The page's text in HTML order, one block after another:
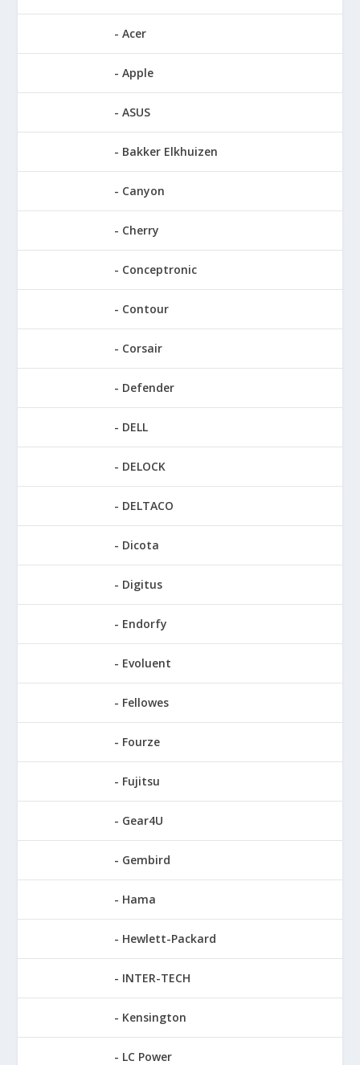
Acer
Apple
ASUS
Bakker Elkhuizen
Canyon
Cherry
Conceptronic
Contour
Corsair
Defender
DELL
DELOCK
DELTACO
Dicota
Digitus
Endorfy
Evoluent
Fellowes
Fourze
Fujitsu
Gear4U
Gembird
Hama
Hewlett-Packard
INTER-TECH
Kensington
LC Power